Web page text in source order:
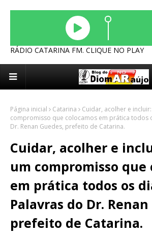
RÁDIO CATARINA FM. CLIQUE NO PLAY
Página inicial Catarina
Cuidar, acolher e
compromisso que colocamos em prática todos
Dr. Renan Guedes, prefeito de Catarina.
Cuidar, acolher e
um compromisso que
em prática todos os
Palavras do Dr. Renan
prefeito de Catarina.